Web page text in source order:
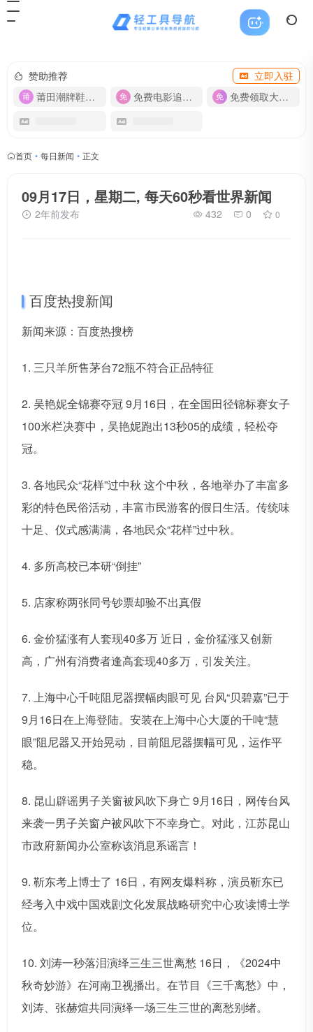
赞助推荐
立即入驻
莆田潮牌鞋服-货源
免费电影追剧APP 免费领取大流量卡【500G】
首页 • 每日新闻 • 正文
09月17日，星期二, 每天60秒看世界新闻
2年前发布 432 0 0
百度热搜新闻
新闻来源：百度热搜榜
1. 三只羊所售茅台72瓶不符合正品特征
2. 吴艳妮全锦赛夺冠 9月16日，在全国田径锦标赛女子
100米栏决赛中，吴艳妮跑出13秒05的成绩，轻松夺
冠。
3. 各地民众“花样”过中秋 这个中秋，各地举办了丰富多
彩的特色民俗活动，丰富市民游客的假日生活。传统味
十足、仪式感满满，各地民众“花样”过中秋。
4. 多所高校已本研“倒挂”
5. 店家称两张同号钞票却验不出真假
6. 金价猛涨有人套现40多万 近日，金价猛涨又创新
高，广州有消费者逢高套现40多万，引发关注。
7. 上海中心千吨阻尼器摆幅肉眼可见 台风“贝碧嘉”已于
9月16日在上海登陆。安装在上海中心大厦的千吨“慧
眼”阻尼器又开始晃动，目前阻尼器摆幅可见，运作平
稳。
8. 昆山辟谣男子关窗被风吹下身亡 9月16日，网传台风
来袭一男子关窗户被风吹下不幸身亡。对此，江苏昆山
市政府新闻办公室称该消息系谣言！
9. 靳东考上博士了 16日，有网友爆料称，演员靳东已
经考入中戏中国戏剧文化发展战略研究中心攻读博士学
位。
10. 刘涛一秒落泪演绎三生三世离愁 16日，《2024中
秋奇妙游》在河南卫视播出。在节目《三千离愁》中，
刘涛、张赫煊共同演绎一场三生三世的离愁别绪。